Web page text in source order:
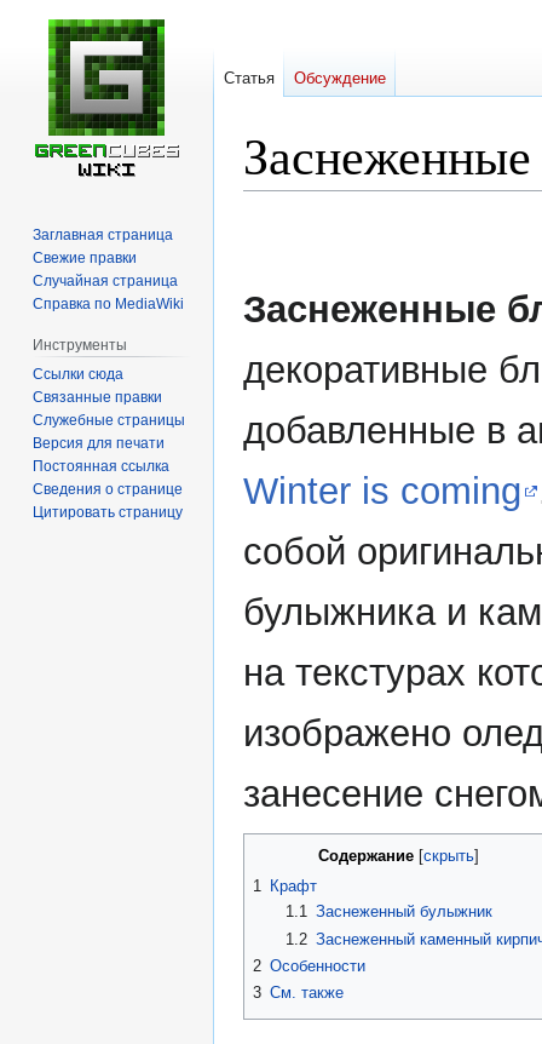
Заснеженные
декоративные
добавленные в
Winter is coming
собой
булыжника и
на текстурах
изображено
занесение
Содержание
1 Крафт
1.1 Заснеженный булыжник
1.2 Заснеженный каменный
2 Особенности
3 См. также
Статья Обсуждение
Заглавная страница
Свежие правки
Случайная страница
Справка по MediaWiki
Инструменты
Ссылки сюда
Связанные правки
Служебные страницы
Версия для печати
Постоянная ссылка
Сведения о странице
Цитировать страницу